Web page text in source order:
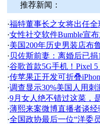
推荐新闻：
·福特董事长之女将出任
·女性社交软件Bumble宣
·美国200年历史男装店布
·贝佐斯前妻：离婚后已
·谷歌首款5G手机！Pixel
·传苹果正开发可折叠
·调查显示30%美国人用刺
·9月女人绝不错过这菜，
·薄熙来案微博直播者谈
·全国政协最后一位“洋委